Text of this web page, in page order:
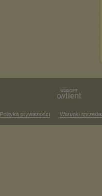
Polityka prywatności Warunki